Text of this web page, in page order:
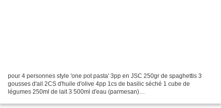
pour 4 personnes style 'one pot pasta' 3pp en JSC 250gr de spaghettis 3
gousses d'ail 2CS d'huile d'olive 4pp 1cs de basilic séché 1 cube de
légumes 250ml de lait 3 500ml d'eau (parmesan)